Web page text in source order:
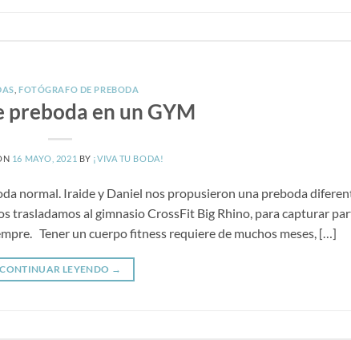
,FOTÓGRAFO DE PREBODA
preboda en un GYM
16 MAYO, 2021 BY ¡VIVA TU BODA!
normal. Iraide y Daniel nos propusieron una preboda
trasladamos al gimnasio CrossFit Big Rhino, para capturar
Tener un cuerpo fitness requiere de muchos meses, […]
CONTINUAR LEYENDO →